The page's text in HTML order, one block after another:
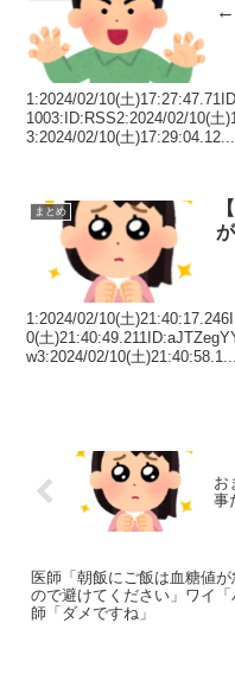
←
1:2024/02/10(土
1003:ID:RSS2:2024/02/10(土
3:2024/02/10(土)17:29:04.12...
まとめ
1:2024/02/10(土
0(土
w3:2024/02/10(土)21:40:58.1...
お
事
医師「朝飯にご飯は血糖値
ので避けてください」ワイ
師「ダメですね」